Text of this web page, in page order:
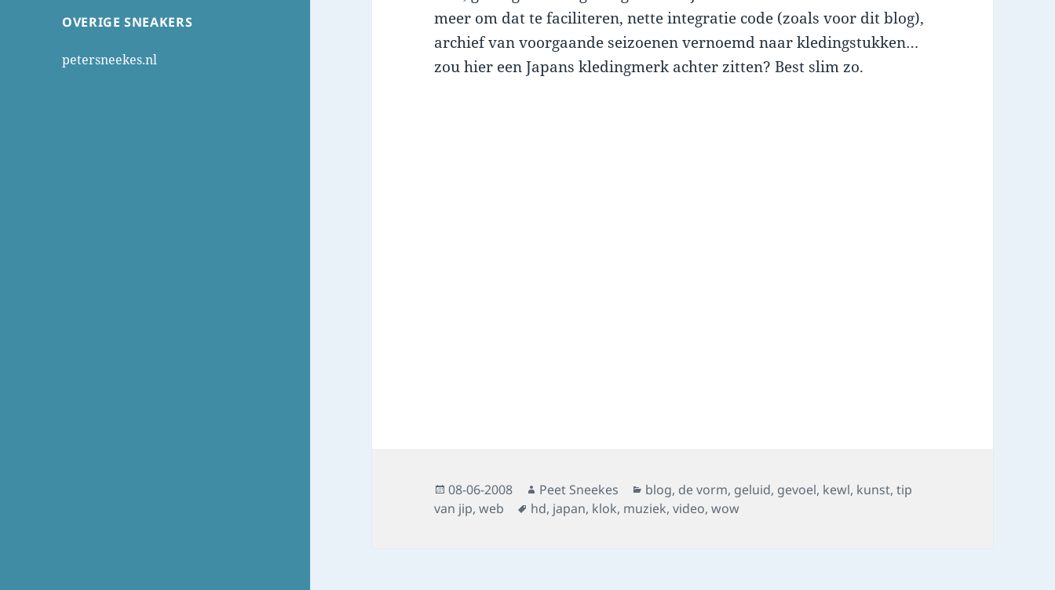
OVERIGE SNEAKERS
petersneekes.nl
meer om dat te faciliteren, nette integratie code (zoals voor dit blog),
archief van voorgaande seizoenen vernoemd naar kledingstukken…
zou hier een Japans kledingmerk achter zitten? Best slim zo.
Posted
on
08-06-2008 Author
Peet Sneekes Categories
blog, de vorm, geluid, gevoel, kewl, kunst,tip
van jip,web Tags
hd, japan, klok, muziek,video,wow